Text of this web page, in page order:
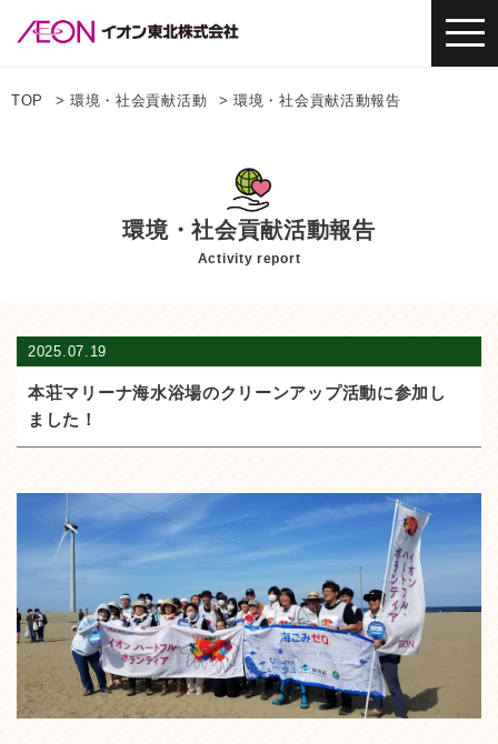
TOP 環境・社会貢献活動 環境・社会貢献活動報告
環境・社会貢献活動報告
Activity report
2025.07.19
本荘マリーナ海水浴場のクリーンアップ活動に参加し
ました！